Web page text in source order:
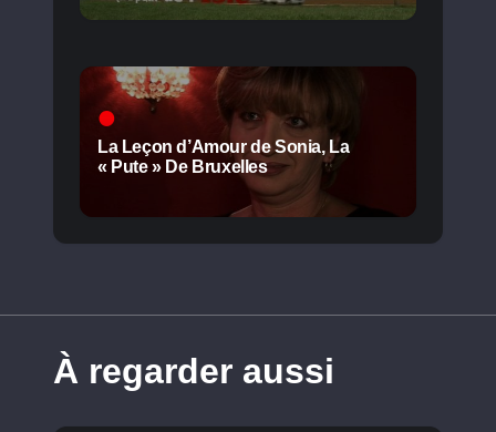
La Leçon d’Amour de Sonia, La
« Pute » De Bruxelles
À regarder aussi